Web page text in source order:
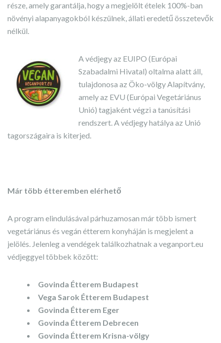
része, amely garantálja, hogy a megjelölt ételek 100%-ban
növényi alapanyagokból készülnek, állati eredetű összetevők
nélkül.
A védjegy az EUIPO (Európai
Szabadalmi Hivatal) oltalma alatt áll,
tulajdonosa az Öko-völgy Alapítvány,
amely az EVU (Európai Vegetáriánus
Unió) tagjaként végzi a tanúsítási
rendszert. A védjegy hatálya az Unió
tagországaira is kiterjed.
Már több étteremben elérhető
A program elindulásával párhuzamosan már több ismert
vegetáriánus és vegán étterem konyháján is megjelent a
jelölés. Jelenleg a vendégek találkozhatnak a veganport.eu
védjeggyel többek között:
Govinda Étterem Budapest
Vega Sarok Étterem Budapest
Govinda Étterem Eger
Govinda Étterem Debrecen
Govinda Étterem Krisna-völgy